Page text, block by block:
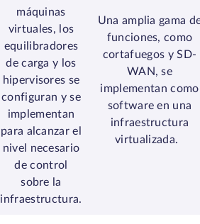
máquinas
virtuales, los
equilibradores
de carga y los
hipervisores se
configuran y se
implementan
para alcanzar el
nivel necesario
de control
sobre la
infraestructura.
Una amplia gama
funciones, como
cortafuegos y SD-
WAN, se
implementan como
software en una
infraestructura
virtualizada.